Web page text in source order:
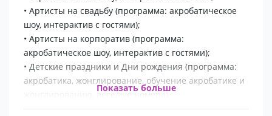
• Артисты на свадьбу (программа: акробатическое
шоу, интерактив с гостями);
• Артисты на корпоратив (программа:
акробатическое шоу, интерактив с гостями);
• Детские праздники и Дни рождения (программа:
акробатика, жонглирование, обучение акробатике и
жонглированию, веселые номера).
Показать больше